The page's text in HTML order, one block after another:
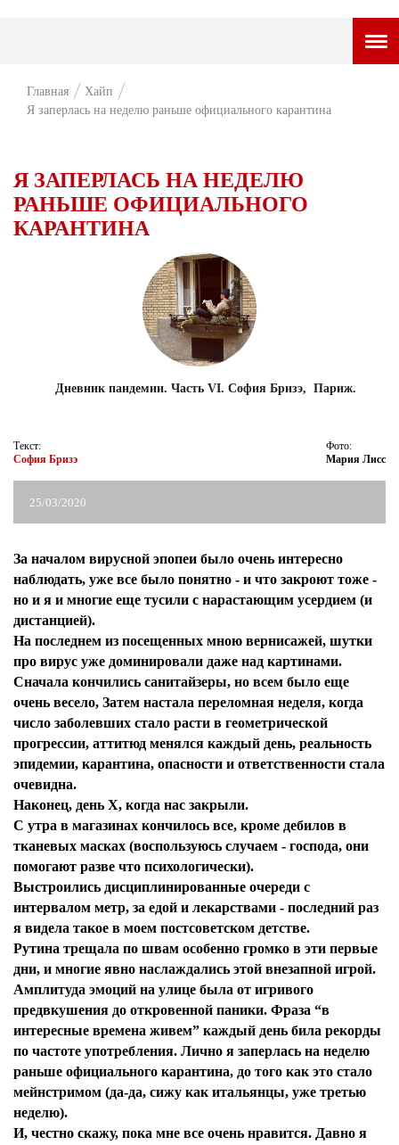
ПРЕМЬЕРА
СТИЛЬ ЖИЗНИ
ХАЙП
ЧЕЛОВЕК ОСОБЕННЫЙ
КУЛЬТ ЕДЫ
АФИША
Главная
Хайп
Я заперлась на неделю раньше официального карантина
Я ЗАПЕРЛАСЬ НА НЕДЕЛЮ
РАНЬШЕ ОФИЦИАЛЬНОГО
КАРАНТИНА
Дневник пандемии. Часть VI. София Бризэ, Париж.
Текст:
София Бризэ
Фото:
Мария Лисс
25/03/2020
За началом вирусной эпопеи было очень интересно
наблюдать, уже все было понятно - и что закроют тоже -
но и я и многие еще тусили с нарастающим усердием (и
дистанцией).
На последнем из посещенных мною вернисажей, шутки
про вирус уже доминировали даже над картинами.
Сначала кончились санитайзеры, но всем было еще
очень весело, Затем настала переломная неделя, когда
число заболевших стало расти в геометрической
прогрессии, аттитюд менялся каждый день, реальность
эпидемии, карантина, опасности и ответственности стала
очевидна.
Наконец, день Х, когда нас закрыли.
С утра в магазинах кончилось все, кроме дебилов в
тканевых масках (воспользуюсь случаем - господа, они
помогают разве что психологически).
Выстроились дисциплинированные очереди с
интервалом метр, за едой и лекарствами - последний раз
я видела такое в моем постсоветском детстве.
Рутина трещала по швам особенно громко в эти первые
дни, и многие явно наслаждались этой внезапной игрой.
Амплитуда эмоций на улице была от игривого
предвкушения до откровенной паники. Фраза “в
интересные времена живем” каждый день била рекорды
по частоте употребления. Лично я заперлась на неделю
раньше официального карантина, до того как это стало
мейнстримом (да-да, сижу как итальянцы, уже третью
неделю).
И, честно скажу, пока мне все очень нравится. Давно я